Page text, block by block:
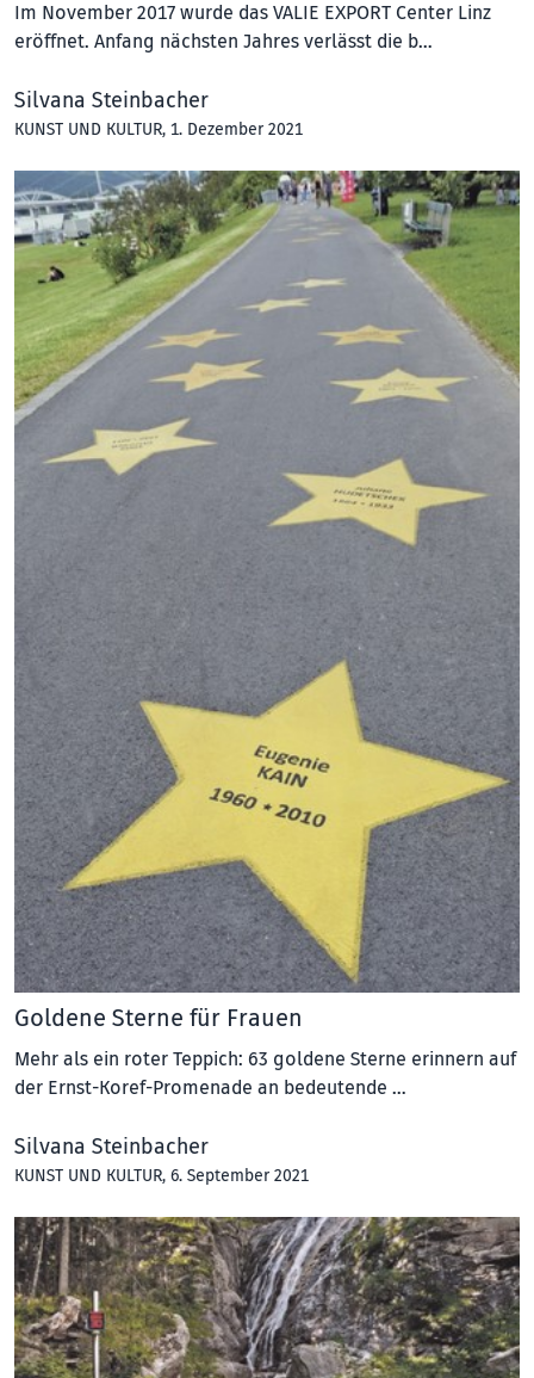
Im November 2017 wurde das VALIE EXPORT Center Linz
eröffnet. Anfang nächsten Jahres verlässt die b…
Silvana Steinbacher
KUNST UND KULTUR, 1. Dezember 2021
Goldene Sterne für Frauen
Mehr als ein roter Teppich: 63 goldene Sterne erinnern auf
der Ernst-Koref-Promenade an bedeutende …
Silvana Steinbacher
KUNST UND KULTUR, 6. September 2021